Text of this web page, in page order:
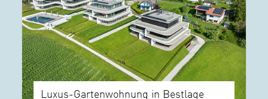
Luxus-Gartenwohnung in Bestlage